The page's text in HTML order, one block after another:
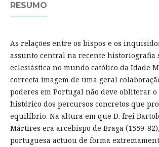
RESUMO
As relações entre os bispos e os
assunto central na recente historiografia
eclesiástica no mundo católico da Idade
correcta imagem de uma geral
poderes em Portugal não deve obliterar
histórico dos percursos concretos que
equilíbrio. Na altura em que D. frei
Mártires era arcebispo de Braga (1559-
portuguesa actuou de forma